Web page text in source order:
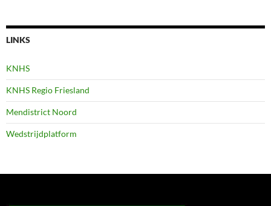
LINKS
KNHS
KNHS Regio Friesland
Mendistrict Noord
Wedstrijdplatform